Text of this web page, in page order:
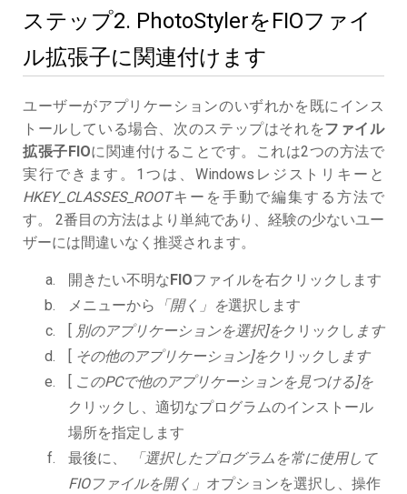
ステップ2. PhotoStylerをFIOファイ
ル拡張子に関連付けます
ユーザーがアプリケーションのいずれかを既にインス
トールしている場合、次のステップはそれをファイル
拡張子FIOに関連付けることです。これは2つの方法で
実行できます。1つは、Windowsレジストリキーと
HKEY_CLASSES_ROOTキーを手動で編集する方法で
す。 2番目の方法はより単純であり、経験の少ないユー
ザーには間違いなく推奨されます。
開きたい不明なFIOファイルを右クリックします
メニューから
「開く」を選択します
[ 別のアプリケーションを選択]をクリックし ます
[ その他のアプリケーション]をクリックし ます
[ このPCで他のアプリケーションを見つける]を
クリックし、適切なプログラムのインストール
場所を指定します
最後に、
「選択したプログラムを常に使用して
FIOファイルを開く」 オプションを選択し、操作